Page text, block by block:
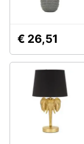
Lampadari
Lampada
sale
€ 26,51